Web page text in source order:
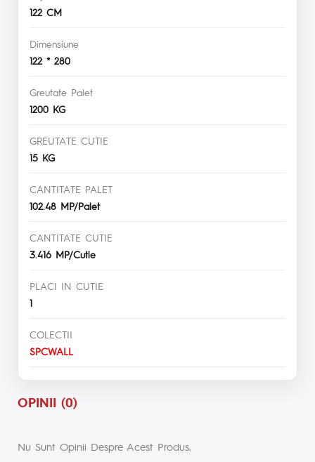
122 CM
Dimensiune
122 * 280
Greutate Palet
1200 KG
GREUTATE CUTIE
15 KG
CANTITATE PALET
102.48 MP/Palet
CANTITATE CUTIE
3.416 MP/Cutie
PLACI IN CUTIE
1
COLECTII
SPCWALL
OPINII (0)
Nu Sunt Opinii Despre Acest Produs.